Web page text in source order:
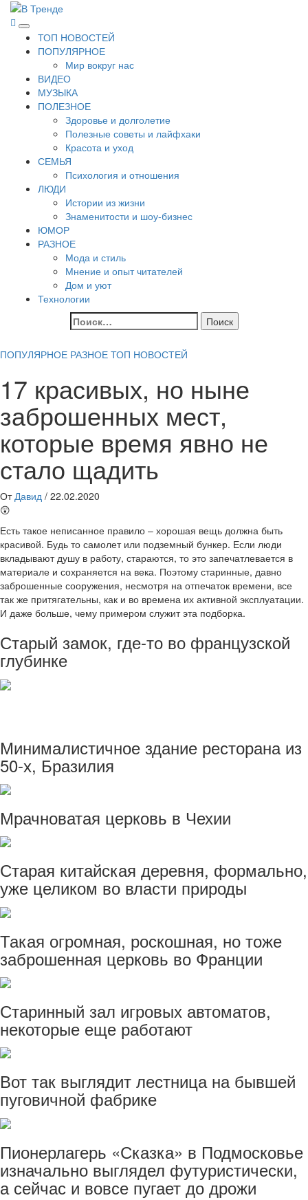
Перейти
содержимому
В Тренде
Самые свежие новости интернета
Основное
меню
ТОП НОВОСТЕЙ
ПОПУЛЯРНОЕ
Мир вокруг нас
ВИДЕО
МУЗЫКА
ПОЛЕЗНОЕ
Здоровье и долголетие
Полезные советы и лайфхаки
Красота и уход
СЕМЬЯ
Психология и отношения
ЛЮДИ
Истории из жизни
Знаменитости и шоу-бизнес
ЮМОР
РАЗНОЕ
Мода и стиль
Мнение и опыт читателей
Дом и уют
Технологии
Найти:
ПОПУЛЯРНОЕ РАЗНОЕ ТОП НОВОСТЕЙ
17 красивых, но ныне
заброшенных мест,
которые время явно не
стало щадить
От Давид / 22.02.2020
😲
Есть такое неписанное правило – хорошая вещь должна быть
красивой. Будь то самолет или подземный бункер. Если люди
вкладывают душу в работу, стараются, то это запечатлевается в
материале и сохраняется на века. Поэтому старинные, давно
заброшенные сооружения, несмотря на отпечаток времени, все
так же притягательны, как и во времена их активной эксплуатации.
И даже больше, чему примером служит эта подборка.
Старый замок, где-то во французской
глубинке
Минималистичное здание ресторана из
50-х, Бразилия
Мрачноватая церковь в Чехии
Старая китайская деревня, формально,
уже целиком во власти природы
Такая огромная, роскошная, но тоже
заброшенная церковь во Франции
Старинный зал игровых автоматов,
некоторые еще работают
Вот так выглядит лестница на бывшей
пуговичной фабрике
Пионерлагерь «Сказка» в Подмосковье
изначально выглядел футуристически,
а сейчас и вовсе пугает до дрожи